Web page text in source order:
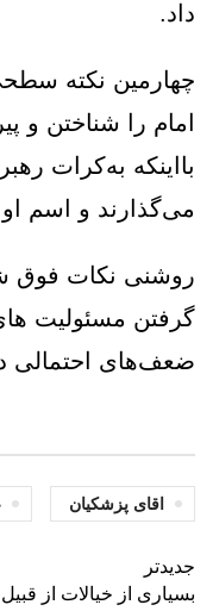
داد.
چهارمین نکته
امام را شناختن
بااینکه به‌کرات
می‌گذارند و اسم او
روشنی نکات فوق
گرفتن مسئولیت
ضعف‌های احتمالی
اقای پزشکیان
جدیدتر
بسیاری از خیالات از